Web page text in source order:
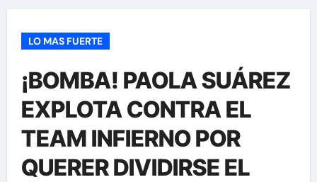
LO MAS FUERTE
¡BOMBA! PAOLA SUÁREZ
EXPLOTA CONTRA EL
TEAM INFIERNO POR
QUERER DIVIDIRSE EL